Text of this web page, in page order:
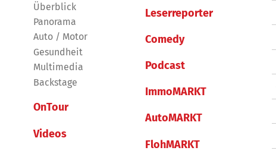
Überblick
Panorama
Auto / Motor
Gesundheit
Multimedia
Backstage
OnTour
Videos
Leserreporter
Comedy
Podcast
ImmoMARKT
AutoMARKT
FlohMARKT